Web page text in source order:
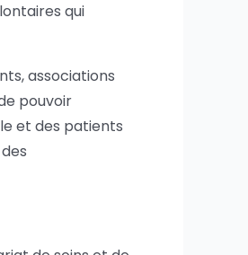
qui
associations
pouvoir
et des patients